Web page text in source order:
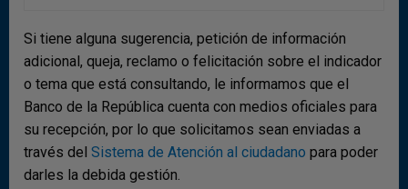
Las entradas netas de capital de USD 954 m (0,7 % del
PIB) registradas en la cuenta financiera durante el
primer trimestre de 2026 mostraron una reducción en
USD 2.257 m con relación al trimestre inmediatamente
anterior. Este resultado se explica por los menores
ingresos externos por inversión de cartera y la mayor
Si tiene alguna sugerencia, petición de información
adicional, queja, reclamo o felicitación sobre el indicador
o tema que está consultando, le informamos que el
Banco de la República cuenta con medios oficiales para
su recepción, por lo que solicitamos sean enviadas a
través del Sistema de Atención al ciudadano para poder
darles la debida gestión.